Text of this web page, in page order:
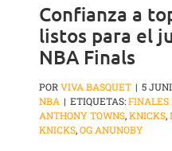
Confianza a
listos para el
NBA Finals
PORVIVA BASQUET | 5
NBA | ETIQUETAS:FINALES
ANTHONY TOWNS,KNICKS,
KNICKS,OG ANUNOBY